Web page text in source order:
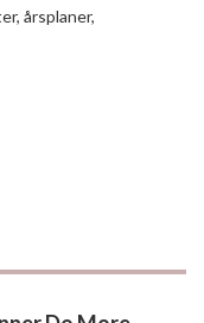
årsplaner,